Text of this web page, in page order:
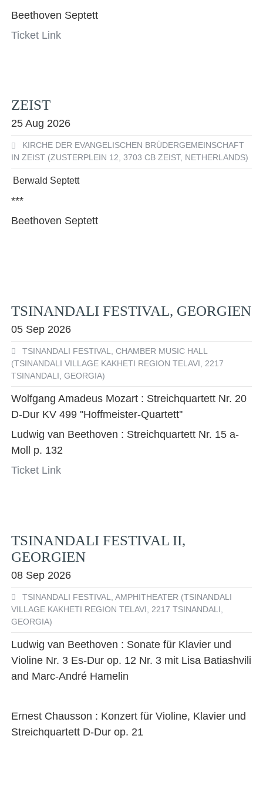
Beethoven Septett
Ticket Link
ZEIST
25 Aug 2026
KIRCHE DER EVANGELISCHEN BRÜDERGEMEINSCHAFT
IN ZEIST (ZUSTERPLEIN 12, 3703 CB ZEIST, NETHERLANDS)
Berwald Septett
***
Beethoven Septett
TSINANDALI FESTIVAL, GEORGIEN
05 Sep 2026
TSINANDALI FESTIVAL, CHAMBER MUSIC HALL
(TSINANDALI VILLAGE KAKHETI REGION TELAVI, 2217
TSINANDALI, GEORGIA)
Wolfgang Amadeus Mozart : Streichquartett Nr. 20
D-Dur KV 499 ''Hoffmeister-Quartett''
Ludwig van Beethoven : Streichquartett Nr. 15 a-
Moll p. 132
Ticket Link
TSINANDALI FESTIVAL II,
GEORGIEN
08 Sep 2026
TSINANDALI FESTIVAL, AMPHITHEATER (TSINANDALI
VILLAGE KAKHETI REGION TELAVI, 2217 TSINANDALI,
GEORGIA)
Ludwig van Beethoven : Sonate für Klavier und
Violine Nr. 3 Es-Dur op. 12 Nr. 3 mit Lisa Batiashvili
and Marc-André Hamelin
Ernest Chausson : Konzert für Violine, Klavier und
Streichquartett D-Dur op. 21